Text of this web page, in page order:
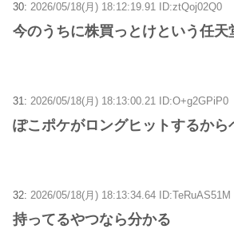
30: 2026/05/18(月) 18:12:19.91 ID:ztQoj02Q0
今のうちに株買っとけという任天
31: 2026/05/18(月) 18:13:00.21 ID:O+g2GPiP0
ぽこポケがロングヒットするから
32: 2026/05/18(月) 18:13:34.64 ID:TeRuAS51M
持ってるやつなら分かる